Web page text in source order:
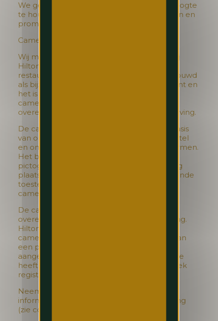
We gebruiken uw gegevens om u op de hoogte
te houden van onze diensten, evenementen en
promoties.
Camerabewaking
Wij maken gebruik van camerabewaking bij
Hilton Brussels Grand Place (inclusief het
restaurant). Camerabewaking wordt beschouwd
als bijzonder gevoelig vanuit privacy-oogpunt en
het is van groot belang dat elke
camerabewaking plaatsvindt in
overeenstemming met de relevante wetgeving.
De camerabeelden worden verwerkt op basis
van ons gerechtvaardigd belang om ons hotel
en onze gasten te beveiligen en te beschermen.
Het betreden van een plaats waar een
pictogram aangeeft dat er camerabewaking
plaatsvindt, wordt beschouwd als voorafgaande
toestemming onder de Belgische
camerawetgeving.
De camerabeelden worden verwerkt in
overeenstemming met de camerawetgeving.
Hilton Brussels Grand Place heeft de
camerabewaking aangeduid door middel van
een pictogram, ze heeft de camera’s
aangegeven bij de bevoegde overheid en ze
heeft informatie opgenomen in een specifiek
register.
Neem contact met ons op indien u meer
informatie wenst over onze camerabewaking
(zie contactdetails hieronder).